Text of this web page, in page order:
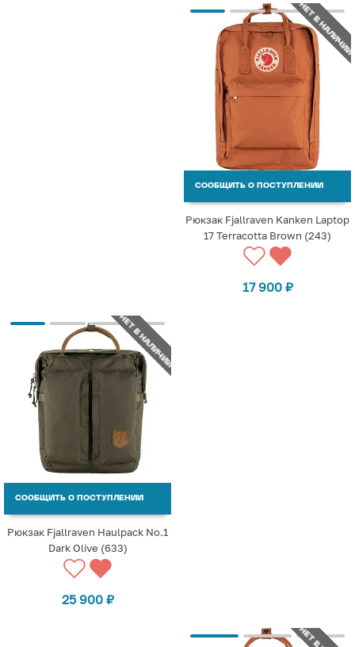
НЕТ В НАЛИЧИИ
СООБЩИТЬ О ПОСТУПЛЕНИИ
Рюкзак Fjallraven Kanken Laptop
17 Terracotta Brown (243)
17 900 ₽
НЕТ В НАЛИЧИИ
СООБЩИТЬ О ПОСТУПЛЕНИИ
Рюкзак Fjallraven Haulpack No.1
Dark Olive (633)
25 900 ₽